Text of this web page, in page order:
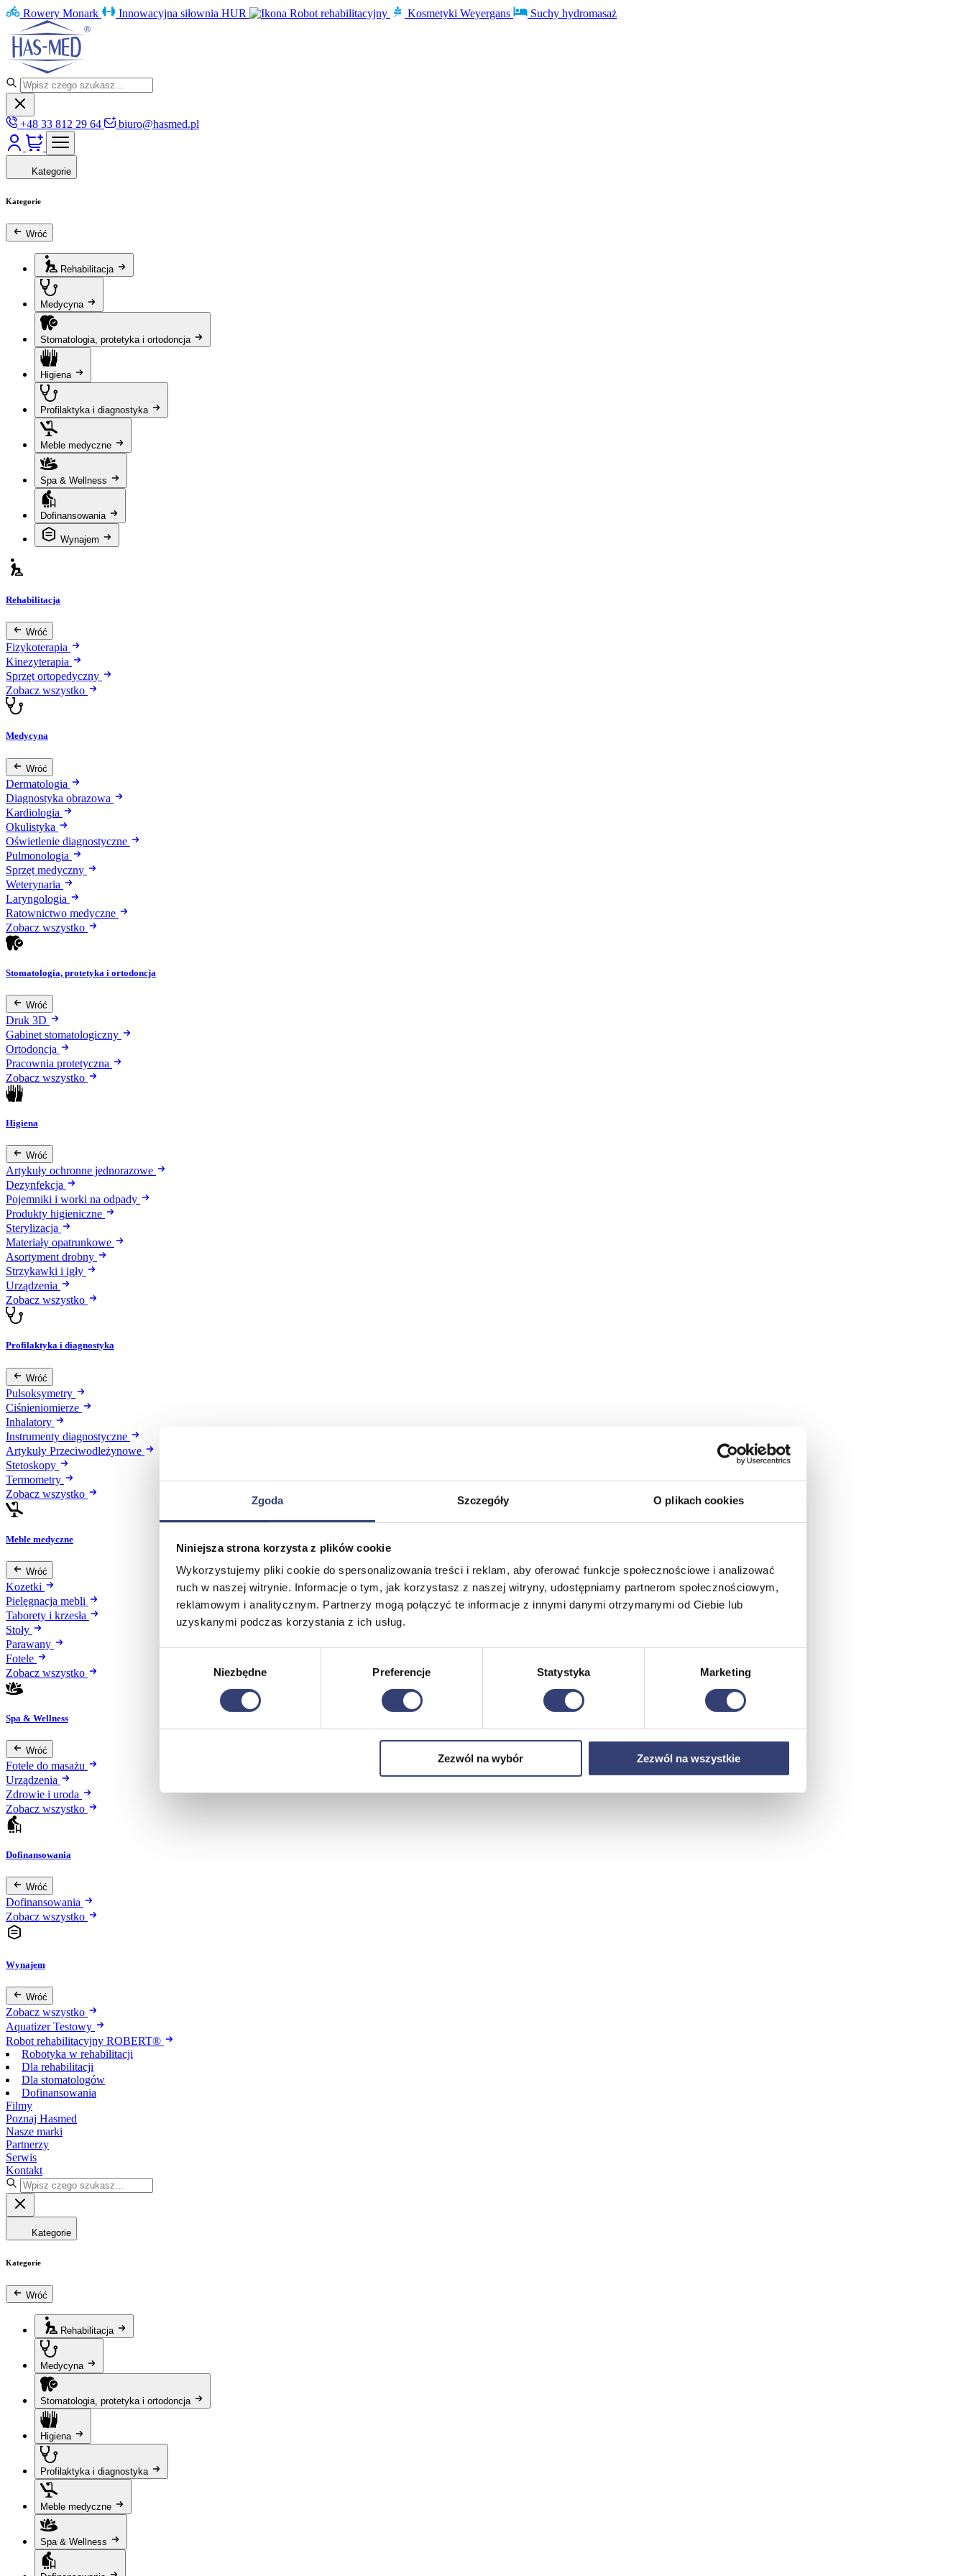
Zgoda Szczegóły O plikach cookies
Niniejsza strona korzysta z plików cookie
Wykorzystujemy pliki cookie do spersonalizowania treści i reklam, aby oferować funkcje społecznościowe i analizować
ruch w naszej witrynie. Informacje o tym, jak korzystasz z naszej witryny, udostępniamy partnerom społecznościowym,
reklamowym i analitycznym. Partnerzy mogą połączyć te informacje z innymi danymi otrzymanymi od Ciebie lub
uzyskanymi podczas korzystania z ich usług.
Niezbędne Preferencje Statystyka Marketing
Zezwól na wybór Zezwól na wszystkie
Rowery Monark Innowacyjna siłownia HUR Robot rehabilitacyjny Kosmetyki Weyergans Suchy hydromasaż
+48 33 812 29 64 biuro@hasmed.pl
Kategorie
Kategorie
Wróć
Rehabilitacja
Medycyna
Stomatologia, protetyka i ortodoncja
Higiena
Profilaktyka i diagnostyka
Meble medyczne
Spa & Wellness
Dofinansowania
Wynajem
Rehabilitacja
Wróć
Fizykoterapia
Kinezyterapia
Sprzęt ortopedyczny
Zobacz wszystko
Medycyna
Wróć
Dermatologia
Diagnostyka obrazowa
Kardiologia
Okulistyka
Oświetlenie diagnostyczne
Pulmonologia
Sprzęt medyczny
Weterynaria
Laryngologia
Ratownictwo medyczne
Zobacz wszystko
Stomatologia, protetyka i ortodoncja
Wróć
Druk 3D
Gabinet stomatologiczny
Ortodoncja
Pracownia protetyczna
Zobacz wszystko
Higiena
Wróć
Artykuły ochronne jednorazowe
Dezynfekcja
Pojemniki i worki na odpady
Produkty higieniczne
Sterylizacja
Materiały opatrunkowe
Asortyment drobny
Strzykawki i igły
Urządzenia
Zobacz wszystko
Profilaktyka i diagnostyka
Wróć
Pulsoksymetry
Ciśnieniomierze
Inhalatory
Instrumenty diagnostyczne
Artykuły Przeciwodleżynowe
Stetoskopy
Termometry
Zobacz wszystko
Meble medyczne
Wróć
Kozetki
Pielęgnacja mebli
Taborety i krzesła
Stoły
Parawany
Fotele
Zobacz wszystko
Spa & Wellness
Wróć
Fotele do masażu
Urządzenia
Zdrowie i uroda
Zobacz wszystko
Dofinansowania
Wróć
Dofinansowania
Zobacz wszystko
Wynajem
Wróć
Zobacz wszystko
Aquatizer Testowy
Robot rehabilitacyjny ROBERT®
Robotyka w rehabilitacji
Dla rehabilitacji
Dla stomatologów
Dofinansowania
Filmy
Poznaj Hasmed
Nasze marki
Partnerzy
Serwis
Kontakt
Kategorie
Kategorie
Wróć
Rehabilitacja
Medycyna
Stomatologia, protetyka i ortodoncja
Higiena
Profilaktyka i diagnostyka
Meble medyczne
Spa & Wellness